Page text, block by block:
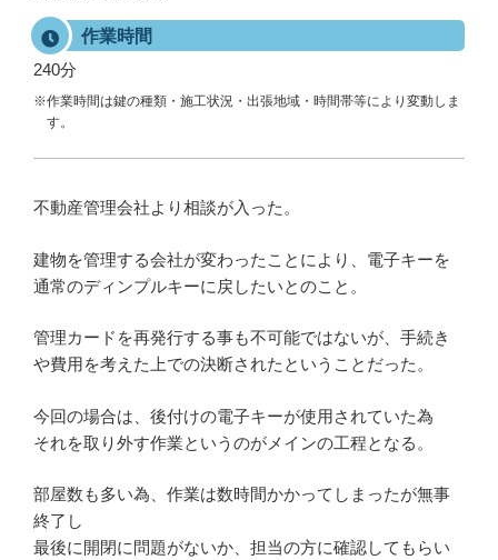
作業時間
240分
※作業時間は鍵の種類・施工状況・出張地域・時間帯等により変動しま
す。
不動産管理会社より相談が入った。
建物を管理する会社が変わったことにより、電子キーを
通常のディンプルキーに戻したいとのこと。
管理カードを再発行する事も不可能ではないが、手続き
や費用を考えた上での決断されたということだった。
今回の場合は、後付けの電子キーが使用されていた為
それを取り外す作業というのがメインの工程となる。
部屋数も多い為、作業は数時間かかってしまったが無事
終了し
最後に開閉に問題がないか、担当の方に確認してもらい